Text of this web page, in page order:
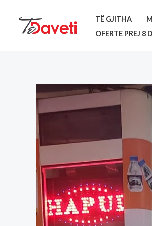
content
TË GJITHA
OFERTE PREJ 8